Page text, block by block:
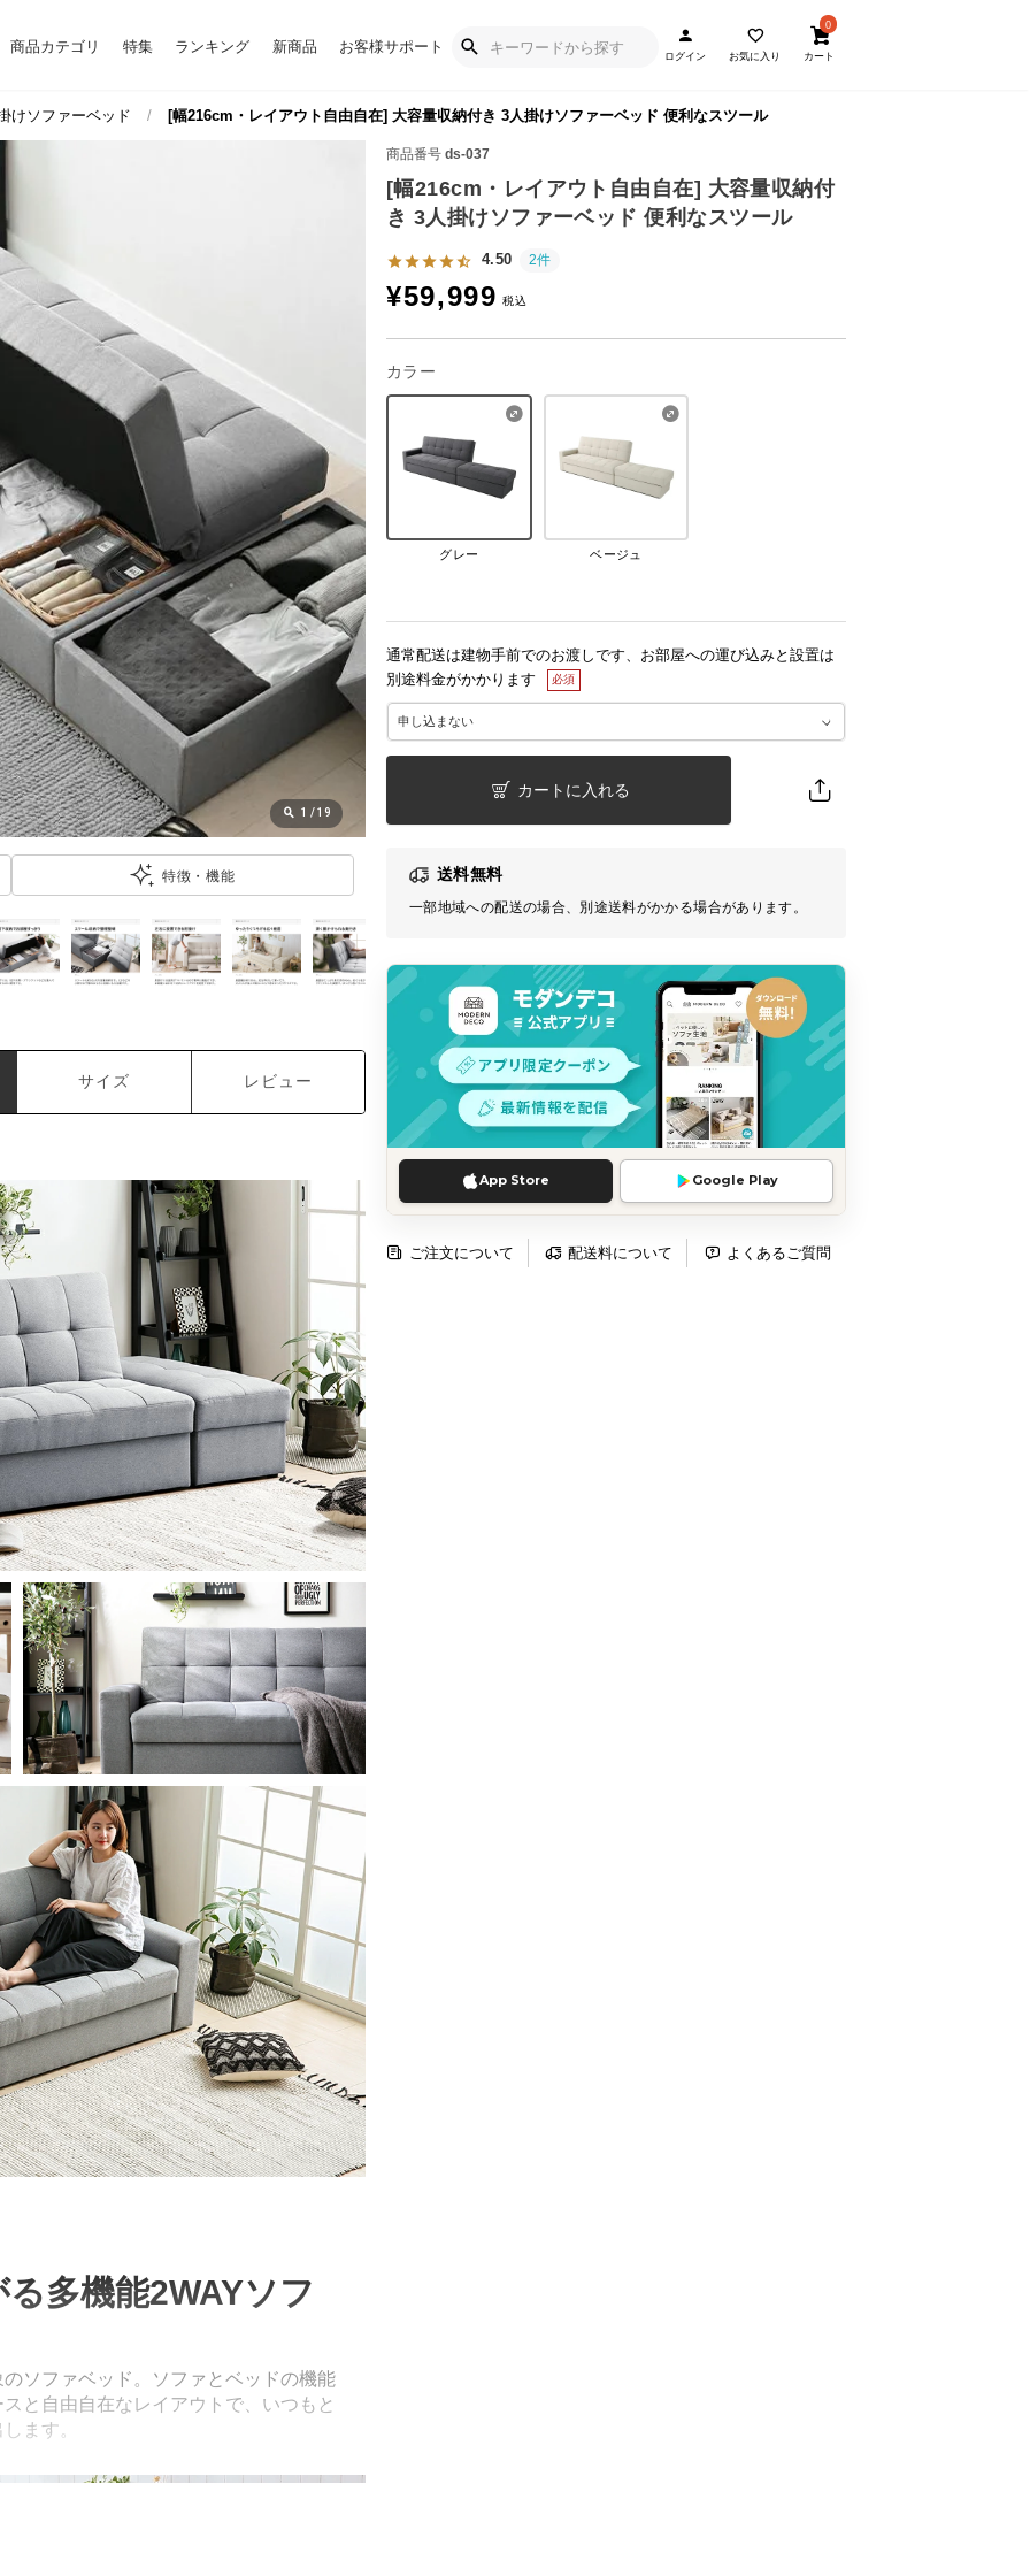
商品カテゴリ 特集 ランキング 新商品 お客様サポート
ログイン お気に入り
0
カート
けソファーベッド [幅216cm・レイアウト自由自在] 大容量収納付き 3人掛けソファーベッド 便利なスツール
商品番号 ds-037
[幅216cm・レイアウト自由自在] 大容量収納付
き 3人掛けソファーベッド 便利なスツール
4.50 2件
¥59,999
カラー
グレー ベージュ
通常配送は建物手前でのお渡しです、お部屋への運び込みと設置は
別途料金がかかります
カートに入れる
送料無料
一部地域への配送の場合、別途送料がかかる場合があります。
App Store Google Play
ご注文について 配送料について よくあるご質問
1 /19
特徴・機能
サイズ レビュー
多機能2WAYソフ
ソファベッド。ソファとベッドの機能
と自由自在なレイアウトで、いつもと
ます。